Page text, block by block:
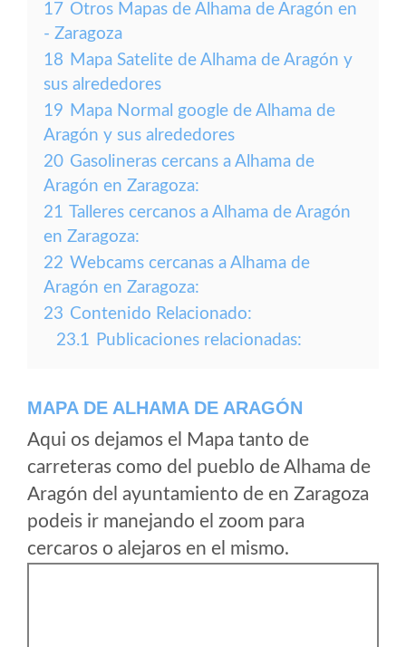
17 Otros Mapas de Alhama de Aragón en
- Zaragoza
18 Mapa Satelite de Alhama de Aragón y
sus alrededores
19 Mapa Normal google de Alhama de
Aragón y sus alrededores
20 Gasolineras cercans a Alhama de
Aragón en Zaragoza:
21 Talleres cercanos a Alhama de Aragón
en Zaragoza:
22 Webcams cercanas a Alhama de
Aragón en Zaragoza:
23 Contenido Relacionado:
23.1 Publicaciones relacionadas:
MAPA DE ALHAMA DE ARAGÓN
Aqui os dejamos el Mapa tanto de
carreteras como del pueblo de Alhama de
Aragón del ayuntamiento de en Zaragoza
podeis ir manejando el zoom para
cercaros o alejaros en el mismo.